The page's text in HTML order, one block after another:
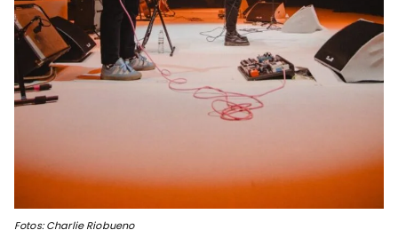
Fotos: Charlie Riobueno